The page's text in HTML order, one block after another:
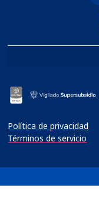
Política de privacidad
Términos de servicio